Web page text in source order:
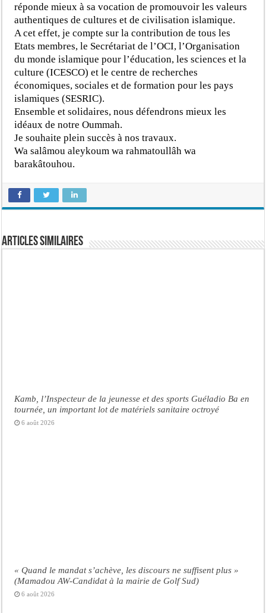
réponde mieux à sa vocation de promouvoir les valeurs
authentiques de cultures et de civilisation islamique.
A cet effet, je compte sur la contribution de tous les
Etats membres, le Secrétariat de l’OCI, l’Organisation
du monde islamique pour l’éducation, les sciences et la
culture (ICESCO) et le centre de recherches
économiques, sociales et de formation pour les pays
islamiques (SESRIC).
Ensemble et solidaires, nous défendrons mieux les
idéaux de notre Oummah.
Je souhaite plein succès à nos travaux.
Wa salâmou aleykoum wa rahmatoullâh wa
barakâtouhou.
Articles similaires
Kamb, l’Inspecteur de la jeunesse et des sports Guéladio Ba en
tournée, un important lot de matériels sanitaire octroyé
6 août 2026
« Quand le mandat s’achève, les discours ne suffisent plus »
(Mamadou AW-Candidat à la mairie de Golf Sud)
6 août 2026